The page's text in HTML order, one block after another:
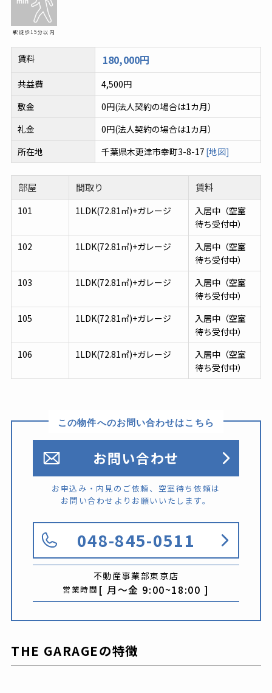
駅徒歩15分以内
賃料 180,000円
共益費
4,500円
敷金
0円(法人契約の場合は1カ月）
礼金
0円(法人契約の場合は1カ月）
所在地
千葉県木更津市幸町3-8-17 [地図]
部屋 間取り 賃料
101 1LDK(72.81㎡)+ガレージ
入居中（空室
待ち受付中）
102
1LDK(72.81㎡)+ガレージ
入居中（空室
待ち受付中）
103
1LDK(72.81㎡)+ガレージ
入居中（空室
待ち受付中）
105
1LDK(72.81㎡)+ガレージ
入居中（空室
待ち受付中）
106
1LDK(72.81㎡)+ガレージ
入居中（空室
待ち受付中）
この物件へのお問い合わせはこちら
お問い合わせ
お申込み・内見のご依頼、空室待ち依頼は
お問い合わせよりお願いいたします。
048-845-0511
不動産事業部東京店
営業時間 [ 月〜金 9:00~18:00 ]
THE GARAGEの特徴